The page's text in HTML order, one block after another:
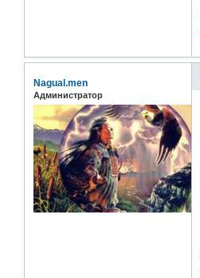
Nagual.men
Администратор